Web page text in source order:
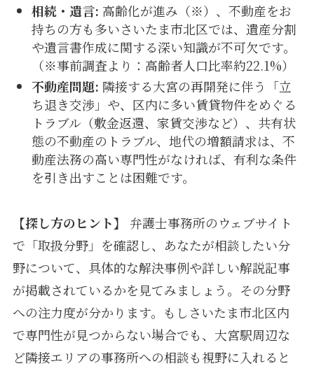
相続・遺言: 高齢化が進み（※）、不動産をお
持ちの方も多いさいたま市北区では、遺産分割
や遺言書作成に関する深い知識が不可欠です。
（※事前調査より：高齢者人口比率約22.1%）
不動産問題: 隣接する大宮の再開発に伴う「立
ち退き交渉」や、区内に多い賃貸物件をめぐる
トラブル（敷金返還、家賃交渉など）、共有状
態の不動産のトラブル、地代の増額請求は、不
動産法務の高い専門性がなければ、有利な条件
を引き出すことは困難です。
【探し方のヒント】
弁護士事務所のウェブサイト
で「取扱分野」を確認し、あなたが相談したい分
野について、具体的な解決事例や詳しい解説記事
が掲載されているかを見てみましょう。その分野
への注力度が分かります。もしさいたま市北区内
で専門性が見つからない場合でも、大宮駅周辺な
ど隣接エリアの事務所への相談も視野に入れると